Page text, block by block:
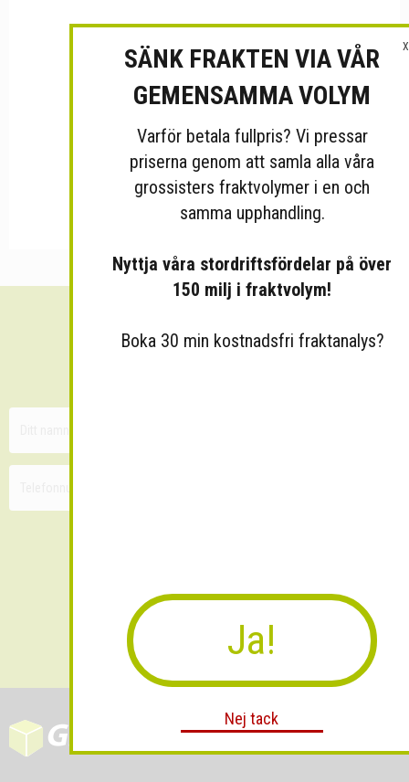
Sänk dina fraktkostnader!
Skicka
X
SÄNK FRAKTEN VIA VÅR
GEMENSAMMA VOLYM
Varför betala fullpris? Vi pressar
priserna genom att samla alla våra
grossisters fraktvolymer i en och
samma upphandling.
Nyttja våra stordriftsfördelar på över
150 milj i fraktvolym!
Boka 30 min kostnadsfri fraktanalys?
Ja!
Nej tack